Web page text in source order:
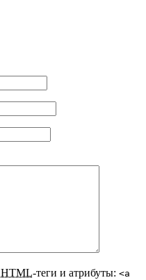
HTML-теги и атрибуты: <a